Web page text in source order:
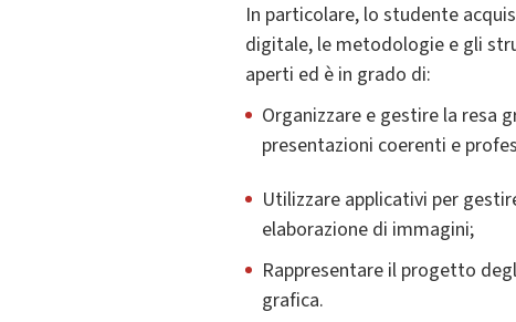
In particolare, lo studente
digitale, le metodologie e gli
aperti ed è in grado di:
Organizzare e gestire la
presentazioni coerenti e
Utilizzare applicativi per
elaborazione di immagini;
Rappresentare il progetto
grafica.